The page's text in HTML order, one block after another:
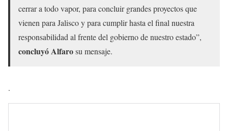
cerrar a todo vapor, para concluir grandes proyectos que
vienen para Jalisco y para cumplir hasta el final nuestra
responsabilidad al frente del gobierno de nuestro estado”,
concluyó Alfarosu mensaje.
.